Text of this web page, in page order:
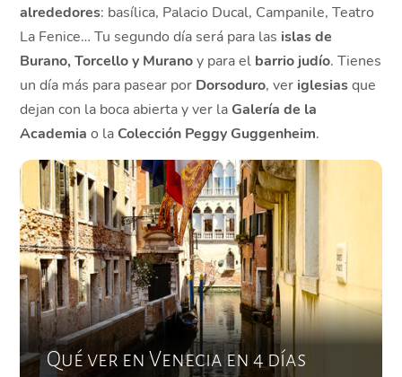
alrededores: basílica, Palacio Ducal, Campanile, Teatro
La Fenice… Tu segundo día será para las islas de
Burano, Torcello y Muranoy para el barrio judío. Tienes
un día más para pasear por Dorsoduro, ver iglesiasque
dejan con la boca abierta y ver la Galería de la
Academia o la Colección Peggy Guggenheim.
Qué ver en Venecia en 4 días